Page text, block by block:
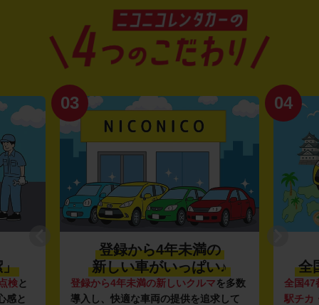
」
検と
感と
03
登録から4年未満の
新しい車がいっぱい♪
登録から4年未満の新しいクルマを多数
導入し、快適な車両の提供を追求して
04
全
全国47
駅チカ